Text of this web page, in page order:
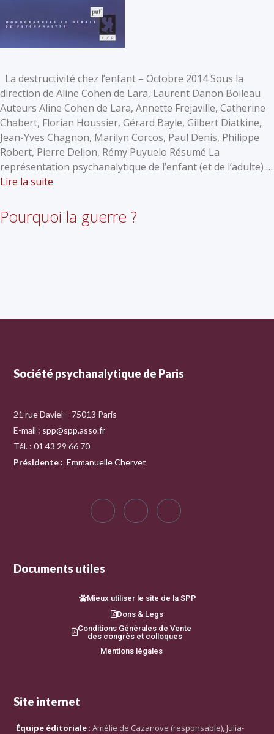
La destructivité chez l’enfant – Octobre 2014 Sous la
direction de Aline Cohen de Lara, Laurent Danon Boileau
Auteurs Aline Cohen de Lara, Annette Frejaville, Catherine
Chabert, Florian Houssier, Gérard Bayle, Gilbert Diatkine,
Jean-Yves Chagnon, Marilyn Corcos, Paul Denis, Philippe
Robert, Pierre Delion, Rémy Puyuelo Résumé La
représentation psychanalytique de l’enfant (et de l’adulte) …
Lire la suite
Pourquoi la guerre ?
Société psychanalytique de Paris
21 rue Daviel – 75013 Paris
E-mail : spp@spp.asso.fr
Tél. : 01 43 29 66 70
Présidente : Emmanuelle Chervet
Documents utiles
Mieux utiliser le site de la SPP
Dons & Legs
Conditions Générales de Vente
des congrès et colloques
Mentions légales
Site internet
Équipe éditoriale : Amélie de Cazanove (responsable), Julia-